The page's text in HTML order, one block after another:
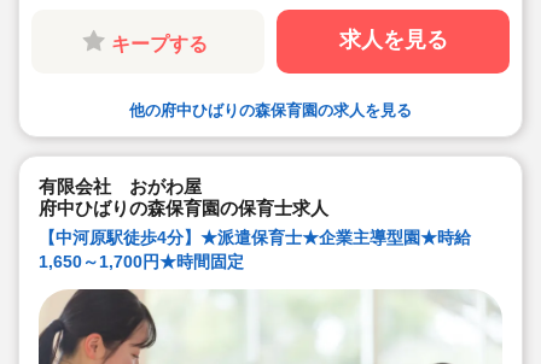
キープする 求人を見る
他の府中ひばりの森保育園の求人を見る
有限会社 おがわ屋
府中ひばりの森保育園の保育士求人
【中河原駅徒歩4分】★派遣保育士★企業主導型園★時給
1,650～1,700円★時間固定